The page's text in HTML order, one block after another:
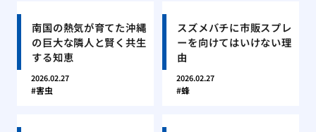
南国の熱気が育てた沖縄
の巨大な隣人と賢く共生
する知恵
2026.02.27
害虫
スズメバチに市販スプレ
ーを向けてはいけない理
由
2026.02.27
蜂